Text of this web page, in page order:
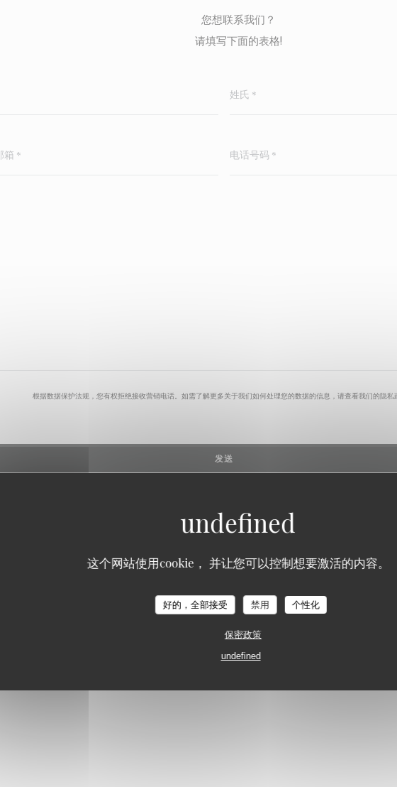
这个网站使用cookie， 并让您可以控制想要激活的内容。
好的，全部接受 禁用 个性化
保密政策
undefined
您想联系我们？
请填写下面的表格!
根据数据保护法规，您有权拒绝接收营销电话。如需了解更多关于我们如何处理您的数据的信息，请查看我们的隐私